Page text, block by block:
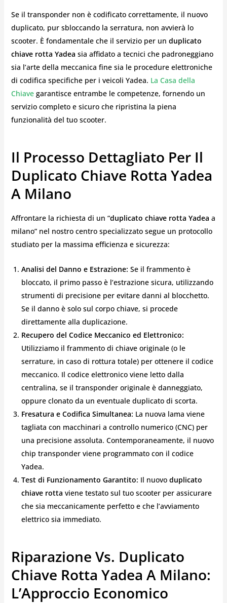
Se il transponder non è codificato correttamente, il nuovo
duplicato, pur sbloccando la serratura, non avvierà lo
scooter. È fondamentale che il servizio per un duplicato
chiave rotta Yadea sia affidato a tecnici che padroneggiano
sia l’arte della meccanica fine sia le procedure elettroniche
di codifica specifiche per i veicoli Yadea. La Casa della
Chiavegarantisce entrambe le competenze, fornendo un
servizio completo e sicuro che ripristina la piena
funzionalità del tuo scooter.
Il Processo Dettagliato Per Il
Duplicato Chiave Rotta Yadea
A Milano
Affrontare la richiesta di un “duplicato chiave rotta Yadea a
milano” nel nostro centro specializzato segue un protocollo
studiato per la massima efficienza e sicurezza:
Analisi del Danno e Estrazione: Se il frammento è
bloccato, il primo passo è l’estrazione sicura, utilizzando
strumenti di precisione per evitare danni al blocchetto.
Se il danno è solo sul corpo chiave, si procede
direttamente alla duplicazione.
Recupero del Codice Meccanico ed Elettronico:
Utilizziamo il frammento di chiave originale (o le
serrature, in caso di rottura totale) per ottenere il codice
meccanico. Il codice elettronico viene letto dalla
centralina, se il transponder originale è danneggiato,
oppure clonato da un eventuale duplicato di scorta.
Fresatura e Codifica Simultanea: La nuova lama viene
tagliata con macchinari a controllo numerico (CNC) per
una precisione assoluta. Contemporaneamente, il nuovo
chip transponder viene programmato con il codice
Yadea.
Test di Funzionamento Garantito: Il nuovo duplicato
chiave rotta viene testato sul tuo scooter per assicurare
che sia meccanicamente perfetto e che l’avviamento
elettrico sia immediato.
Riparazione Vs. Duplicato
Chiave Rotta Yadea A Milano:
L’Approccio Economico